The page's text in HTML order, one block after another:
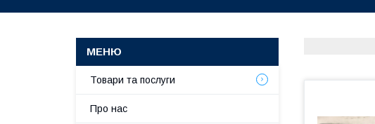
Товари та послуги
Про нас